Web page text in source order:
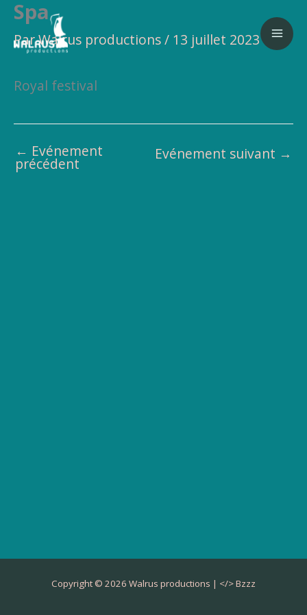
Aller
contenu
Spa
ParWalrus productions/ 13 juillet 2023
Royal festival
← Evénement
précédent
Evénement suivant →
Copyright © 2026 Walrus productions | </>Bzzz